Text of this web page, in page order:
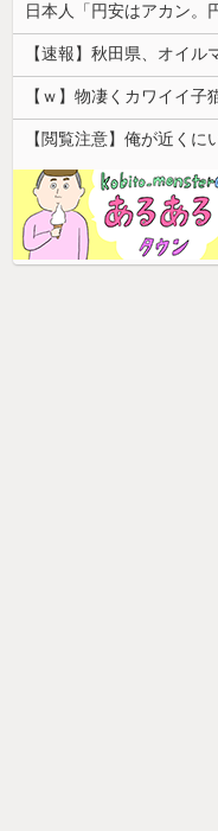
日本人「円安はアカン
【ｗ】物凄くカワイイ子
【閲覧注意】俺が近く